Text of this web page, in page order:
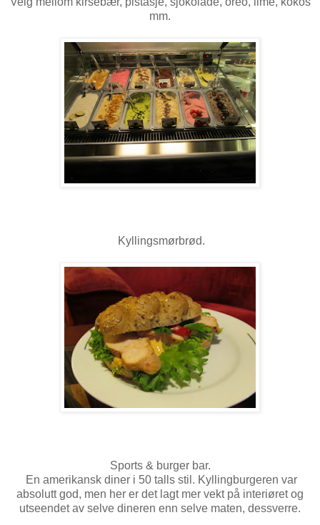
mm.
Kyllingsmørbrød.
Sports & burger bar.
En amerikansk diner i 50 talls stil. Kyllingburgeren var
absolutt god, men her er det lagt mer vekt på interiøret og
utseendet av selve dineren enn selve maten, dessverre.